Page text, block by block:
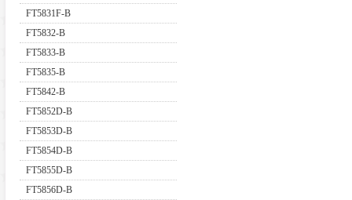
FT5831F-B
FT5832-B
FT5833-B
FT5835-B
FT5842-B
FT5852D-B
FT5853D-B
FT5854D-B
FT5855D-B
FT5856D-B